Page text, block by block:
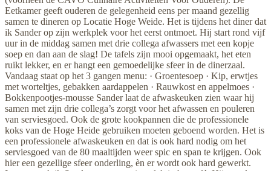
Eetkamer geeft ouderen de gelegenheid eens per maand gezellig
samen te dineren op Locatie Hoge Weide. Het is tijdens het diner dat
ik Sander op zijn werkplek voor het eerst ontmoet. Hij start rond vijf
uur in de middag samen met drie collega afwassers met een kopje
soep en dan aan de slag! De tafels zijn mooi opgemaakt, het eten
ruikt lekker, en er hangt een gemoedelijke sfeer in de dinerzaal.
Vandaag staat op het 3 gangen menu: · Groentesoep · Kip, erwtjes
met worteltjes, gebakken aardappelen · Rauwkost en appelmoes ·
Bokkenpootjes-mousse Sander laat de afwaskeuken zien waar hij
samen met zijn drie collega’s zorgt voor het afwassen en pouleren
van serviesgoed. Ook de grote kookpannen die de professionele
koks van de Hoge Heide gebruiken moeten geboend worden. Het is
een professionele afwaskeuken en dat is ook hard nodig om het
serviesgoed van de 80 maaltijden weer spic en span te krijgen. Ook
hier een gezellige sfeer onderling, èn er wordt ook hard gewerkt.